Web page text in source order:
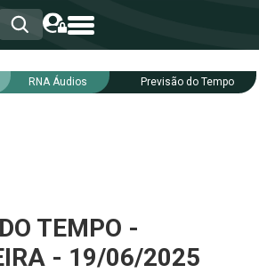
RNA Áudios Previsão do Tempo
TEMPO -
- 19/06/2025